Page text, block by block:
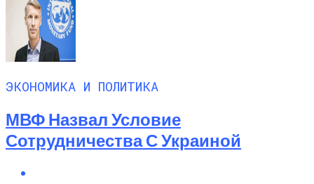
ЭКОНОМИКА И ПОЛИТИКА
МВФ Назвал Условие
Сотрудничества С Украиной